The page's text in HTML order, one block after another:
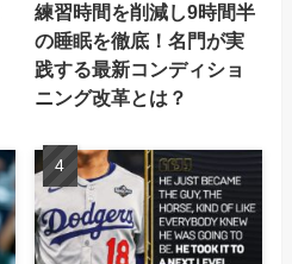
練習時間を削減し9時間半
の睡眠を徹底！名門が実
践する最新コンディショ
ニング改革とは？